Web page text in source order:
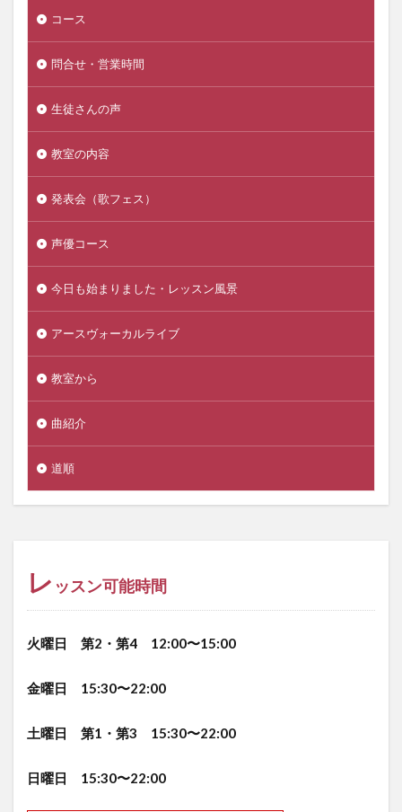
コース
問合せ・営業時間
生徒さんの声
教室の内容
発表会（歌フェス）
声優コース
今日も始まりました・レッスン風景
アースヴォーカルライブ
教室から
曲紹介
道順
レ ッスン可能時間
火曜日 第2・第4 12:00〜15:00
金曜日 15:30〜22:00
土曜日 第1・第3 15:30〜22:00
日曜日 15:30〜22:00